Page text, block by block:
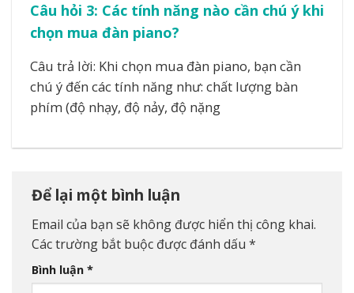
Câu hỏi 3: Các tính năng nào cần chú ý khi
chọn mua đàn piano?
Câu trả lời: Khi chọn mua đàn piano, bạn cần
chú ý đến các tính năng như: chất lượng bàn
phím (độ nhạy, độ nảy, độ nặng
Để lại một bình luận
Email của bạn sẽ không được hiển thị công khai.
Các trường bắt buộc được đánh dấu *
Bình luận *